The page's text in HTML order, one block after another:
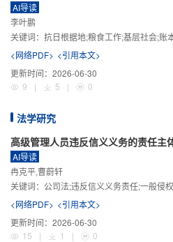
AI导读
李叶鹏
关键词： 抗日根据地;粮食工作;基层社会;账
<网络PDF> <引用本文>
更新时间： 2026-06-30
9
| 5 | 0
法学研究
高级管理人员违反信义义务的责任主
AI导读
冉克平,曹蔚轩
关键词： 公司法;违反信义义务责任;一般侵权
<网络PDF> <引用本文>
更新时间： 2026-06-30
15
| 1 | 0